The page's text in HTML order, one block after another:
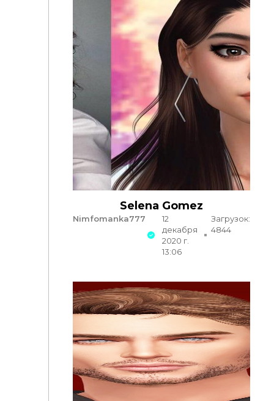
Selena Gomez
Nimfomanka777
12
декабря
2020 г.
13:06
Загрузок:
4844